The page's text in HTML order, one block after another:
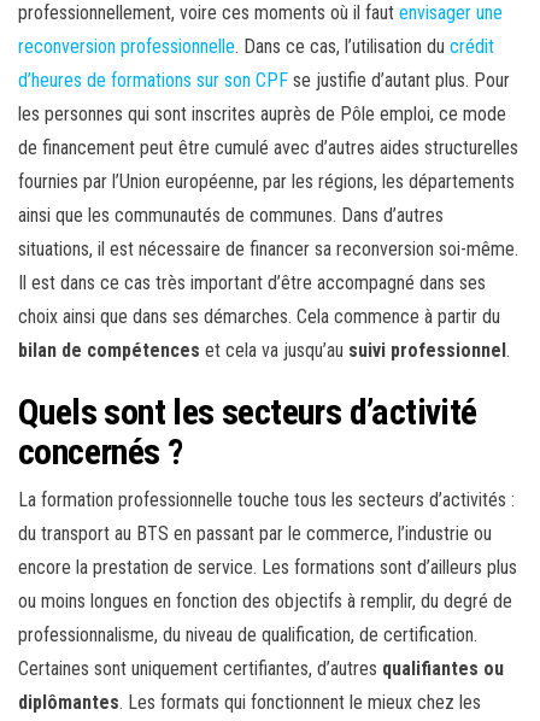
professionnellement, voire ces moments où il faut envisager une
reconversion professionnelle. Dans ce cas, l’utilisation du crédit
d’heures de formations sur son CPF se justifie d’autant plus. Pour
les personnes qui sont inscrites auprès de Pôle emploi, ce mode
de financement peut être cumulé avec d’autres aides structurelles
fournies par l’Union européenne, par les régions, les départements
ainsi que les communautés de communes. Dans d’autres
situations, il est nécessaire de financer sa reconversion soi-même.
Il est dans ce cas très important d’être accompagné dans ses
choix ainsi que dans ses démarches. Cela commence à partir du
bilan de compétences et cela va jusqu’au suivi professionnel.
Quels sont les secteurs d’activité
concernés ?
La formation professionnelle touche tous les secteurs d’activités :
du transport au BTS en passant par le commerce, l’industrie ou
encore la prestation de service. Les formations sont d’ailleurs plus
ou moins longues en fonction des objectifs à remplir, du degré de
professionnalisme, du niveau de qualification, de certification.
Certaines sont uniquement certifiantes, d’autres qualifiantes ou
diplômantes. Les formats qui fonctionnent le mieux chez les